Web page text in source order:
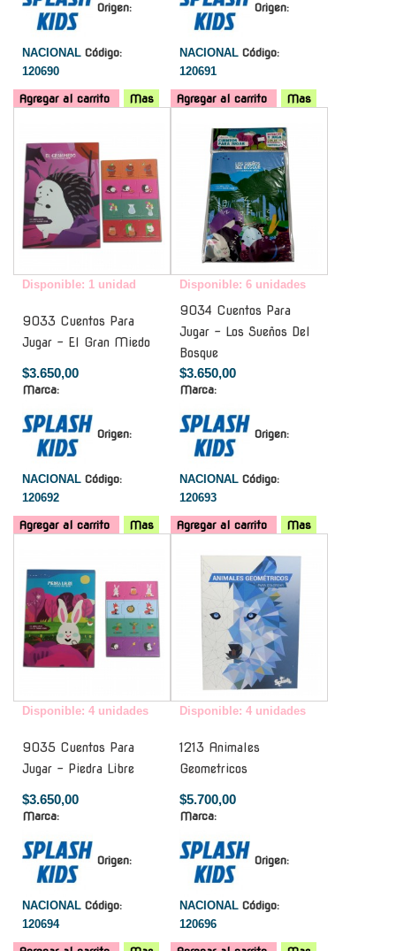
Origen:
NACIONAL Código:
120690
Agregar al carrito Mas
Origen:
NACIONAL Código:
120691
Agregar al carrito
Mas
Disponible: 1 unidad
9033 Cuentos Para
Jugar - El Gran Miedo
$3.650,00
Marca:
Origen:
NACIONAL Código:
120692
Agregar al carrito Mas
Disponible: 6 unidades
9034 Cuentos Para
Jugar - Los Sueños Del
Bosque
$3.650,00
Marca:
Origen:
NACIONAL Código:
120693
Agregar al carrito
Mas
Disponible: 4 unidades
9035 Cuentos Para
Jugar - Piedra Libre
$3.650,00
Marca:
Origen:
NACIONAL Código:
120694
Disponible: 4 unidades
1213 Animales
Geometricos
$5.700,00
Marca:
Origen:
NACIONAL Código:
120696